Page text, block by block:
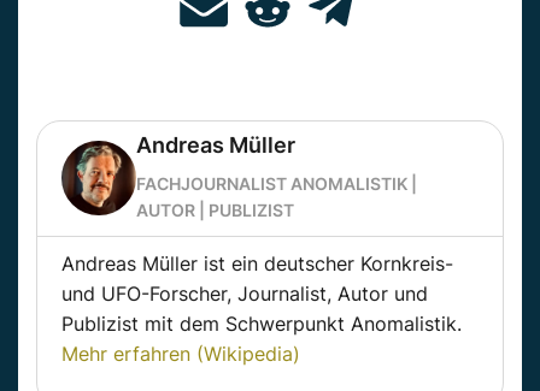
Andreas Müller
FACHJOURNALIST ANOMALISTIK |
AUTOR | PUBLIZIST
Andreas Müller ist ein deutscher Kornkreis-
und UFO-Forscher, Journalist, Autor und
Publizist mit dem Schwerpunkt Anomalistik.
Mehr erfahren (Wikipedia)